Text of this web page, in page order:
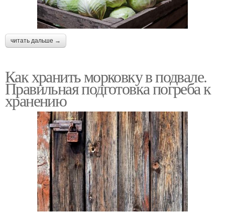
читать дальше →
Как хранить морковку в подвале.
Правильная подготовка погреба к
хранению